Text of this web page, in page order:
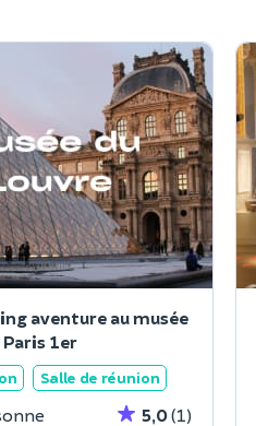
aventure au musée
Paris 1er
Salle de réunion
5,0(1)